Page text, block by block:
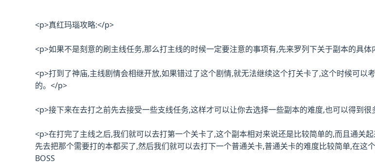
<p>真红玛瑙攻略:</p>
<p>如果不是刻意的刷主线任务,那么打主线的时候一定要注意的事项有,先来罗列下关于副本的具
<p>打到了神庙,主线剧情会相继开放,如果错过了这个剧情,就无法继续这个打关卡了,这个时候可
的。</p>
<p>接下来在去打之前先去接受一些支线任务,这样才可以让你去选择一些副本的难度,也可以得到
<p>在打完了主线之后,我们就可以去打第一个关卡了,这个副本相对来说还是比较简单的,而且通关
先去把那个需要打的本都买了,然后我们就可以去打下一个普通关卡,普通关卡的难度比较简单,在
BOSS